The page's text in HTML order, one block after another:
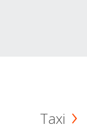
Taxi